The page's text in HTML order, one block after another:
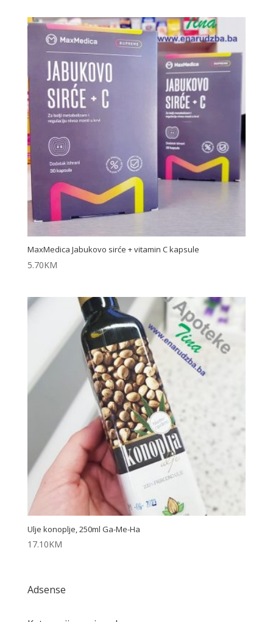
MaxMedica Jabukovo sirće + vitamin C kapsule
5.70KM
Ulje konoplje, 250ml Ga-Me-Ha
17.10KM
Adsense